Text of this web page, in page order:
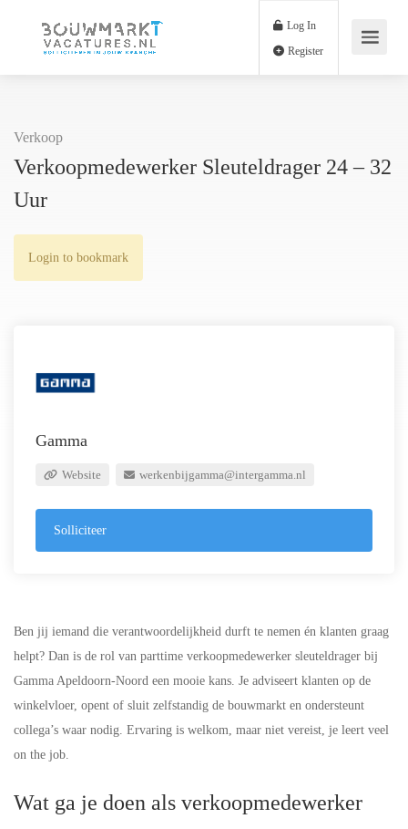
Log In
Verkoop
Verkoopmedewerker Sleuteldrager 24 – 32
Uur
Login to bookmark
Gamma
Website werkenbijgamma@intergamma.nl
Solliciteer
Ben jij iemand die verantwoordelijkheid durft te nemen én klanten graag
helpt? Dan is de rol van parttime verkoopmedewerker sleuteldrager bij
Gamma Apeldoorn-Noord een mooie kans. Je adviseert klanten op de
winkelvloer, opent of sluit zelfstandig de bouwmarkt en ondersteunt
collega’s waar nodig. Ervaring is welkom, maar niet vereist, je leert veel
on the job.
Wat ga je doen als verkoopmedewerker